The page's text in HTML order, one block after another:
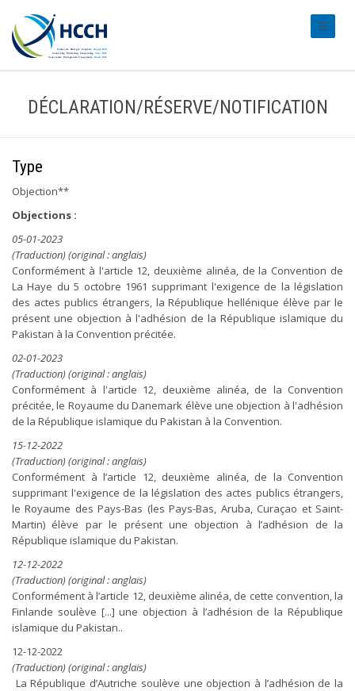
DÉCLARATION/RÉSERVE/NOTIFICATION
Type
Objection**
Objections :
05-01-2023
(Traduction) (original : anglais)
Conformément à l'article 12, deuxième alinéa, de la Convention de
La Haye du 5 octobre 1961 supprimant l'exigence de la législation
des actes publics étrangers, la République hellénique élève par le
présent une objection à l'adhésion de la République islamique du
Pakistan à la Convention précitée.
02-01-2023
(Traduction) (original : anglais)
Conformément à l'article 12, deuxième alinéa, de la Convention
précitée, le Royaume du Danemark élève une objection à l'adhésion
de la République islamique du Pakistan à la Convention.
15-12-2022
(Traduction) (original : anglais)
Conformément à l’article 12, deuxième alinéa, de la Convention
supprimant l'exigence de la législation des actes publics étrangers,
le Royaume des Pays-Bas (les Pays-Bas, Aruba, Curaçao et Saint-
Martin) élève par le présent une objection à l’adhésion de la
République islamique du Pakistan.
12-12-2022
(Traduction) (original : anglais)
Conformément à l’article 12, deuxième alinéa, de cette convention, la
Finlande soulève [...] une objection à l’adhésion de la République
islamique du Pakistan..
12-12-2022
(Traduction) (original : anglais)
La République d’Autriche soulève une objection à l’adhésion de la